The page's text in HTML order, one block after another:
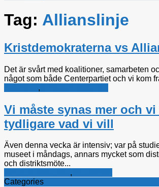
Tag: Allianslinje
Kristdemokraterna vs
Det är svårt med koalitioner, samarbeten
något som både Centerpartiet och vi kom
,
Vi måste synas mer och
tydligare vad vi vill
Även denna vecka är intensiv; var på
museet i måndags, annars mycket som
och distriktsmöte...
,
Categories